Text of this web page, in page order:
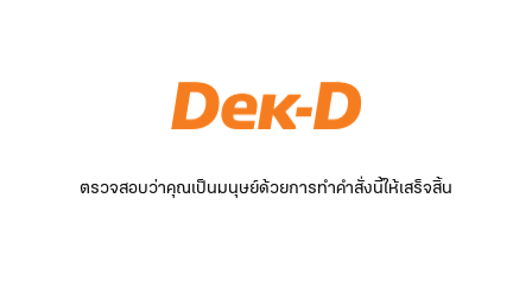
ตรวจสอบว่าคุณเป็นมนุษย์ด้วยการทำคำสั่งนี้ให้เสร็จสิ้น